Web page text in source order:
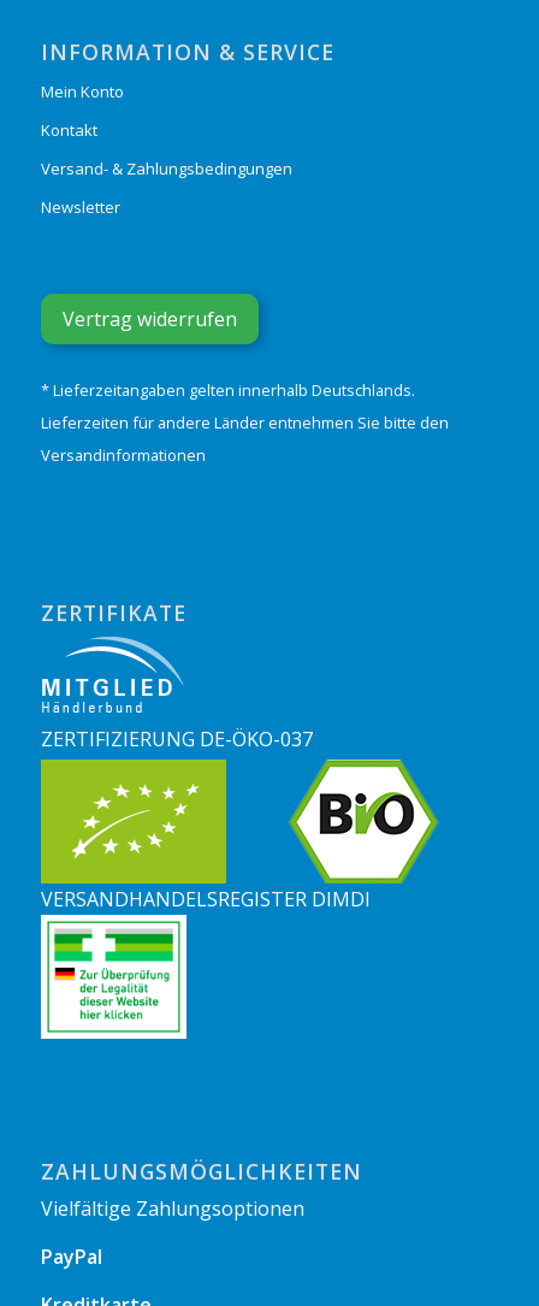
INFORMATION & SERVICE
Mein Konto
Kontakt
Versand- & Zahlungsbedingungen
Newsletter
Vertrag widerrufen
* Lieferzeitangaben gelten innerhalb Deutschlands.
Lieferzeiten für andere Länder entnehmen Sie bitte den
Versandinformationen
ZERTIFIKATE
ZERTIFIZIERUNG DE-ÖKO-037
VERSANDHANDELSREGISTER DIMDI
ZAHLUNGSMÖGLICHKEITEN
Vielfältige Zahlungsoptionen
PayPal